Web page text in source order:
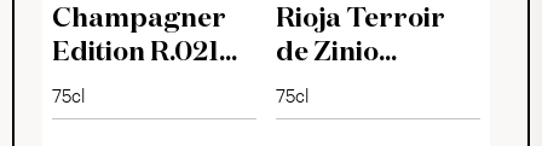
Champagner
Edition R.021
Brut
75cl
Rioja Terroir
de Zinio
Reserva 2020
75cl